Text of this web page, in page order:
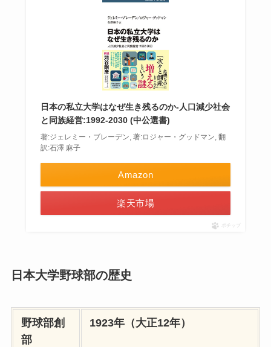
日本の私立大学はなぜ生き残るのか-人口減少社会
と同族経営:1992-2030 (中公選書)
著:ジェレミー・ブレーデン, 著:ロジャー・グッドマン, 翻
訳:石澤 麻子
Amazon
楽天市場
ポチップ
日本大学野球部の歴史
野球部創
部
1923年（大正12年）